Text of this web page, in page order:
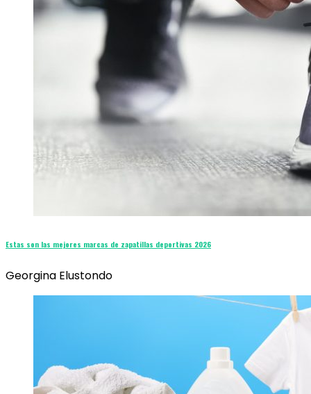
Estas son las mejores marcas de zapatillas deportivas 2026
Georgina Elustondo